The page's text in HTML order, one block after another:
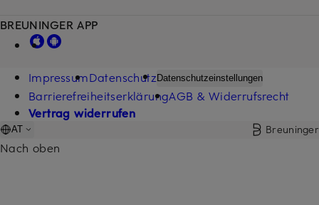
BREUNINGER APP
ImpressumDatenschutz Datenschutzeinstellungen
BarrierefreiheitserklärungAGB & Widerrufsrecht
Vertrag widerrufen
AT Breuninger
Nach oben